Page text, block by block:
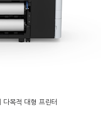
다목적 대형 프린터